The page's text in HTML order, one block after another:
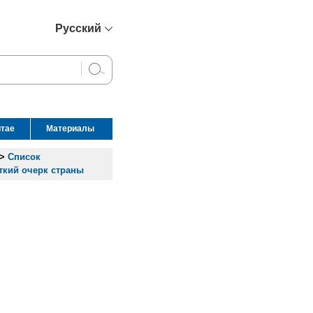
Русский
English
Español
Материалы
> Список
очерк страны